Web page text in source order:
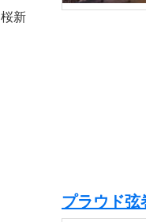
新
プラウド